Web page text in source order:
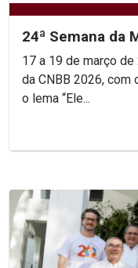
24ª Semana da
17 a 19 de março de 2026 A Campanha da
da CNBB 2026, com
o lema “Ele...